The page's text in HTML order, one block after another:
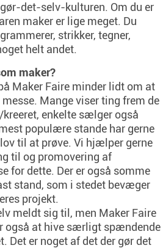
det-selv-kulturen. Om du er
maker er lige meget. Du
strikker, tegner,
helt andet.
maker?
Maker Faire minder lidt om at
Mange viser ting frem de
enkelte sælger også
populære stande har gerne
til at prøve. Vi hjælper gerne
til og promovering af
for dette. Der er også somme
stand, som i stedet bevæger
projekt.
meldt sig til, men Maker Faire
også at hive særligt spændende
Det er noget af det der gør det